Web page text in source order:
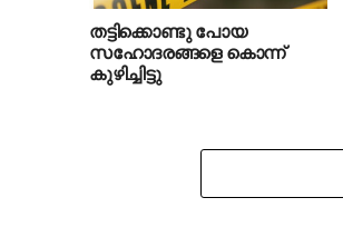
തട്ടിക്കൊണ്ടു പോയ
സഹോദരങ്ങളെ കൊന്ന്
കുഴിച്ചിട്ടു